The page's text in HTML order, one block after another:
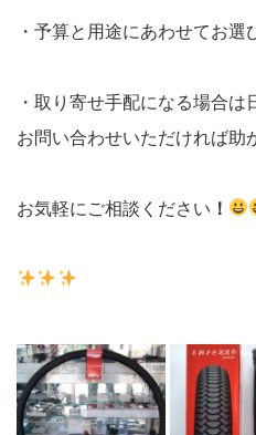
・予算と用途にあわせてお選
・取り寄せ手配になる場合
お問い合わせいただければ助
お気軽にご相談ください ！